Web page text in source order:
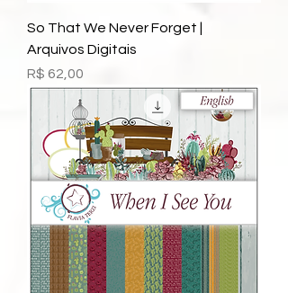
So That We Never Forget |
Arquivos Digitais
Preço
R$ 62,00